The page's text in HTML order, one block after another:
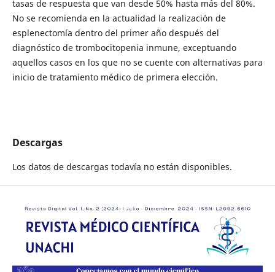
tasas de respuesta que van desde 50% hasta más del 80%.
No se recomienda en la actualidad la realización de
esplenectomía dentro del primer año después del
diagnóstico de trombocitopenia inmune, exceptuando
aquellos casos en los que no se cuente con alternativas para
inicio de tratamiento médico de primera elección.
Descargas
Los datos de descargas todavía no están disponibles.